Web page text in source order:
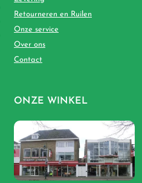
Retourneren en Ruilen
Onze service
Over ons
Contact
ONZE WINKEL